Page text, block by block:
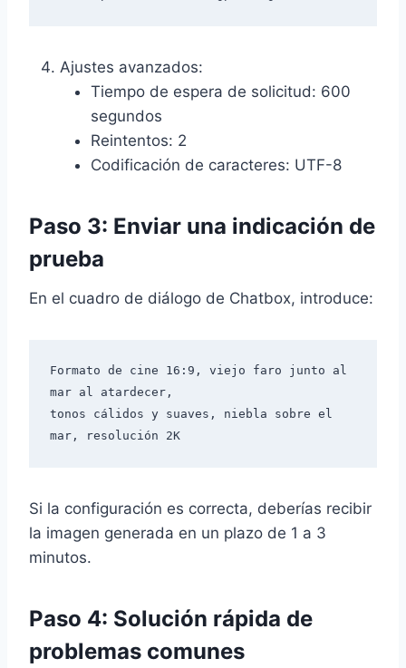
Ajustes avanzados:
Tiempo de espera de solicitud: 600
segundos
Reintentos: 2
Codificación de caracteres: UTF-8
Paso 3: Enviar una indicación de
prueba
En el cuadro de diálogo de Chatbox, introduce:
Formato de cine 16:9, viejo faro junto al
mar al atardecer,
tonos cálidos y suaves, niebla sobre el
mar, resolución 2K
Si la configuración es correcta, deberías recibir
la imagen generada en un plazo de 1 a 3
minutos.
Paso 4: Solución rápida de
problemas comunes